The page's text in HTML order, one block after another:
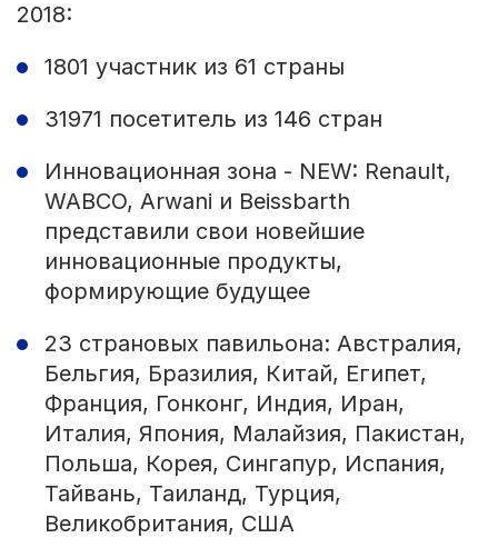
2018:
1801 участник из 61 страны
31971 посетитель из 146 стран
Инновационная зона - NEW: Renault,
WABCO, Arwani и Beissbarth
представили свои новейшие
инновационные продукты,
формирующие будущее
23 страновых павильона: Австралия,
Бельгия, Бразилия, Китай, Египет,
Франция, Гонконг, Индия, Иран,
Италия, Япония, Малайзия, Пакистан,
Польша, Корея, Сингапур, Испания,
Тайвань, Таиланд, Турция,
Великобритания, США